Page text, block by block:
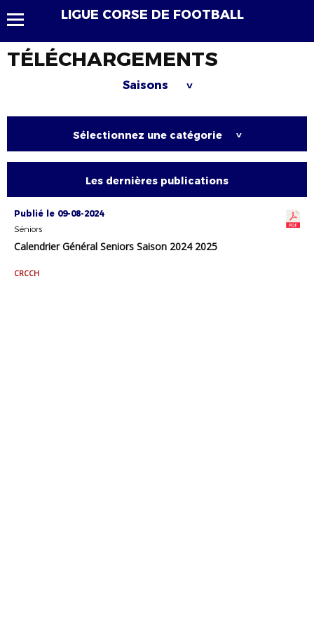
LIGUE CORSE DE FOOTBALL
TÉLÉCHARGEMENTS
Saisons >
Sélectionnez une catégorie >
Les dernières publications
Publié le 09-08-2024
Séniors
Calendrier Général Seniors Saison 2024 2025
CRCCH